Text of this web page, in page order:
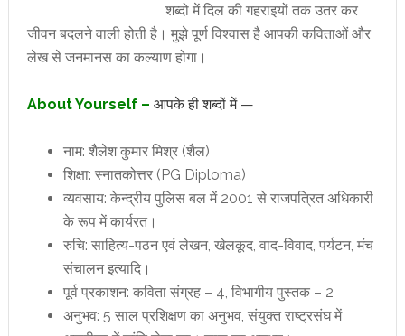
शब्दो में दिल की गहराइयों तक उतर कर
जीवन बदलने वाली होती है। मुझे पूर्ण विश्वास है आपकी कविताओं और
लेख से जनमानस का कल्याण होगा।
About Yourself – आपके ही शब्दों में —
नाम: शैलेश कुमार मिश्र (शैल)
शिक्षा: स्नातकोत्तर (PG Diploma)
व्यवसाय: केन्द्रीय पुलिस बल में 2001 से राजपत्रित अधिकारी
के रूप में कार्यरत।
रुचि: साहित्य-पठन एवं लेखन, खेलकूद, वाद-विवाद, पर्यटन, मंच
संचालन इत्यादि।
पूर्व प्रकाशन: कविता संग्रह – 4, विभागीय पुस्तक – 2
अनुभव: 5 साल प्रशिक्षण का अनुभव, संयुक्त राष्ट्रसंघ में